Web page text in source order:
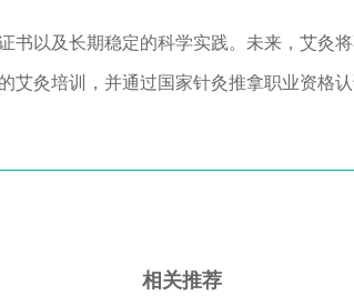
书以及长期稳定的科学实践。未来，艾灸
灸培训，并通过国家针灸推拿职业资格认
相关推荐